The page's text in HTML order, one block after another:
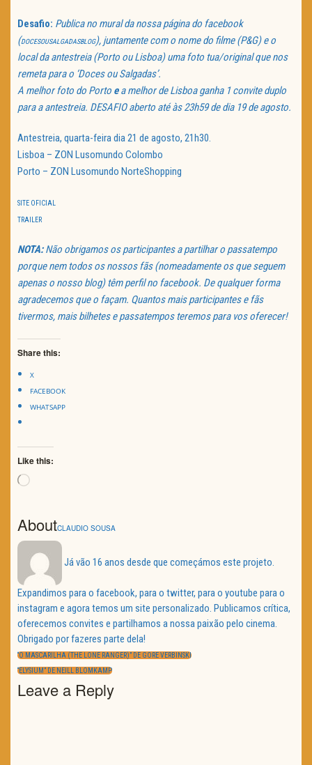
Desafio: Publica no mural da nossa página do facebook
(DOCESOUSALGADASBLOG), juntamente com o nome do filme (P&G) e o
local da antestreia (Porto ou Lisboa) uma foto tua/original que nos
remeta para o ‘Doces ou Salgadas’.
A melhor foto do Porto ea melhor de Lisboa ganha 1 convite duplo
para a antestreia. DESAFIO aberto até às 23h59 de dia 19 de agosto.
Antestreia, quarta-feira dia 21 de agosto, 21h30.
Lisboa – ZON Lusomundo Colombo
Porto – ZON Lusomundo NorteShopping
SITE OFICIAL
TRAILER
NOTA:Não obrigamos os participantes a partilhar o passatempo
porque nem todos os nossos fãs (nomeadamente os que seguem
apenas o nosso blog) têm perfil no facebook. De qualquer forma
agradecemos que o façam. Quantos mais participantes e fãs
tivermos, mais bilhetes e passatempos teremos para vos oferecer!
Share this:
X
FACEBOOK
WHATSAPP
Like this:
Loading…
AboutCLAUDIO SOUSA
Já vão 16 anos desde que começámos este projeto.
Expandimos para o facebook, para o twitter, para o youtube para o
instagram e agora temos um site personalizado. Publicamos crítica,
oferecemos convites e partilhamos a nossa paixão pelo cinema.
Obrigado por fazeres parte dela!
Navegação
de
artigos
PREVIOUS
POST:
“O MASCARILHA (THE LONE RANGER)” DE GORE VERBINSKI
NEXT
POST:
“ELYSIUM” DE NEILL BLOMKAMP
Leave a Reply